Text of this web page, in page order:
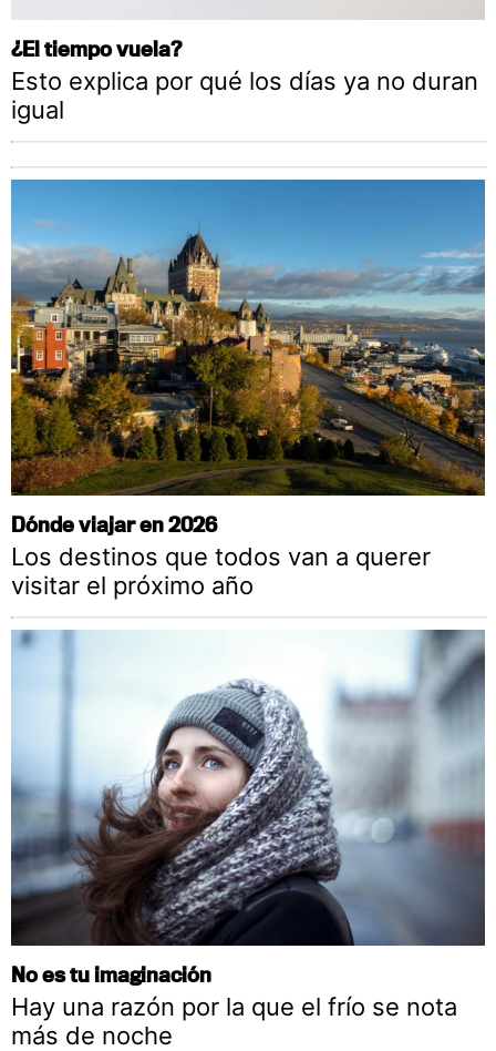
¿El tiempo vuela?
Esto explica por qué los días ya no duran
igual
Dónde viajar en 2026
Los destinos que todos van a querer
visitar el próximo año
No es tu imaginación
Hay una razón por la que el frío se nota
más de noche